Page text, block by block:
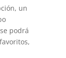
un
podrá